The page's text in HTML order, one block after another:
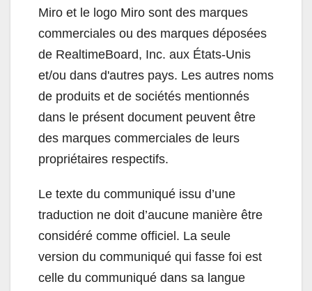
Miro et le logo Miro sont des marques
commerciales ou des marques déposées
de RealtimeBoard, Inc. aux États-Unis
et/ou dans d'autres pays. Les autres noms
de produits et de sociétés mentionnés
dans le présent document peuvent être
des marques commerciales de leurs
propriétaires respectifs.
Le texte du communiqué issu d’une
traduction ne doit d’aucune manière être
considéré comme officiel. La seule
version du communiqué qui fasse foi est
celle du communiqué dans sa langue